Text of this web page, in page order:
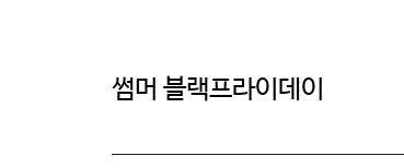
썸머 블랙프라이데이